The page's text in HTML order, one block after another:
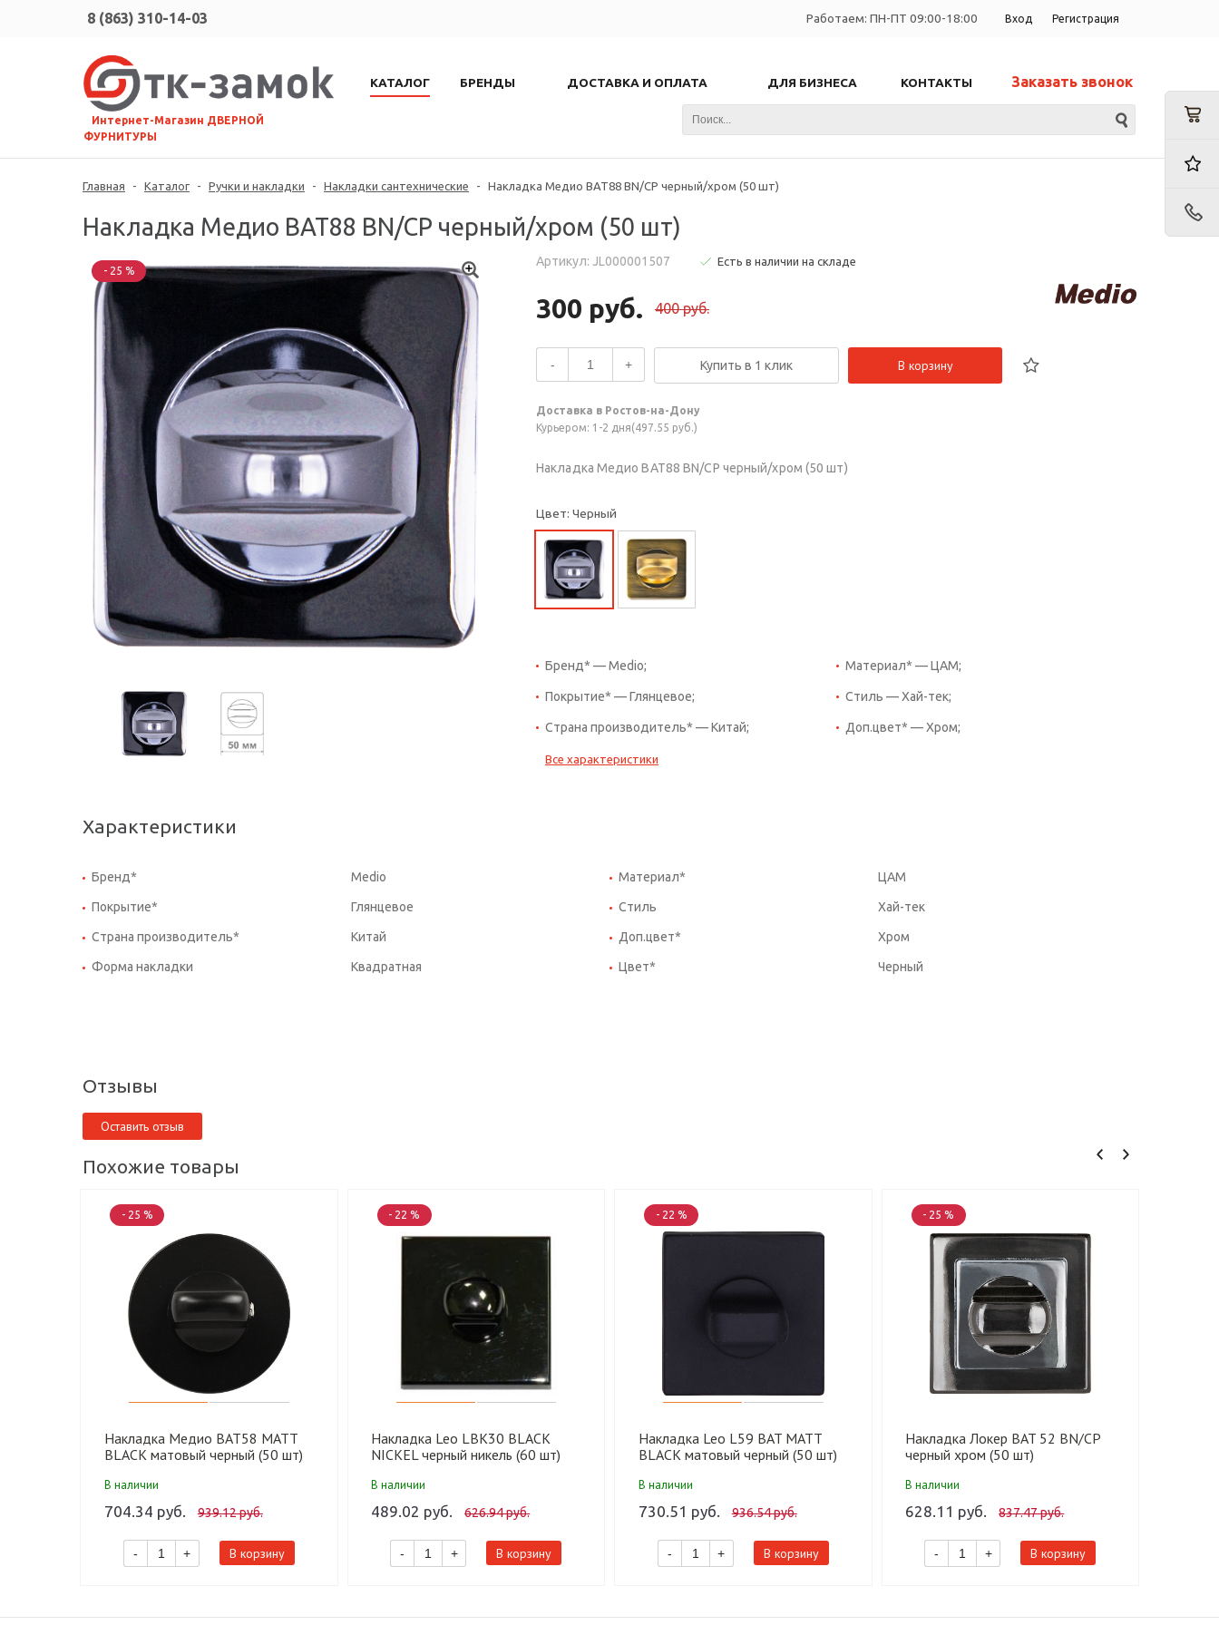
Вход Регистрация
Работаем: ПН-ПТ 09:00-18:00
8 (863) 310-14-03
⠀Интернет-Магазин ДВЕРНОЙ
ФУРНИТУРЫ
КАТАЛОГ БРЕНДЫ ДОСТАВКА И ОПЛАТА ДЛЯ БИЗНЕСА КОНТАКТЫ Заказать звонок
Главная - Каталог - Ручки и накладки - Накладки сантехнические - Накладка Медио BAT88 BN/CP черный/хром (50 шт)
Накладка Медио BAT88 BN/CP черный/хром (50 шт)
- 25 %
Артикул: JL000001507 Есть в наличии на складе
300 руб. 400 руб.
- + Купить в 1 клик В корзину
Доставка в Ростов-на-Дону
Курьером: 1-2 дня(497.55 руб.)
Накладка Медио BAT88 BN/CP черный/хром (50 шт)
Цвет: Черный
Бренд* — Medio; Материал* — ЦАМ;
Покрытие* — Глянцевое; Стиль — Хай-тек;
Страна производитель* — Китай; Доп.цвет* — Хром;
Все характеристики
Характеристики
Бренд* Medio Материал* ЦАМ
Покрытие* Глянцевое Стиль Хай-тек
Страна производитель* Китай Доп.цвет* Хром
Форма накладки Квадратная Цвет* Черный
Отзывы
Оставить отзыв
Похожие товары
- 25 %
Накладка Медио BAT58 MATT
BLACK матовый черный (50 шт)
В наличии
704.34 руб. 939.12 руб.
- + В корзину
- 22 %
Накладка Leo LBK30 BLACK
NICKEL черный никель (60 шт)
В наличии
489.02 руб. 626.94 руб.
- + В корзину
- 22 %
Накладка Leo L59 BAT MATT
BLACK матовый черный (50 шт)
В наличии
730.51 руб. 936.54 руб.
- + В корзину
- 25 %
Накладка Локер BAT 52 BN/CP
черный хром (50 шт)
В наличии
628.11 руб. 837.47 руб.
- + В корзину